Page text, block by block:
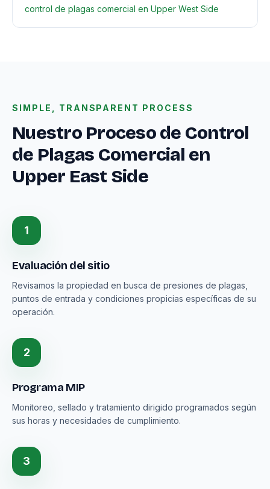
control de plagas comercial en Upper West Side
SIMPLE, TRANSPARENT PROCESS
Nuestro Proceso de Control
de Plagas Comercial en
Upper East Side
1
Evaluación del sitio
Revisamos la propiedad en busca de presiones de plagas,
puntos de entrada y condiciones propicias específicas de su
operación.
2
Programa MIP
Monitoreo, sellado y tratamiento dirigido programados según
sus horas y necesidades de cumplimiento.
3